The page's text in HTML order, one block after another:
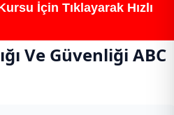
İçin Tıklayarak Hızlı
Ve Güvenliği ABC